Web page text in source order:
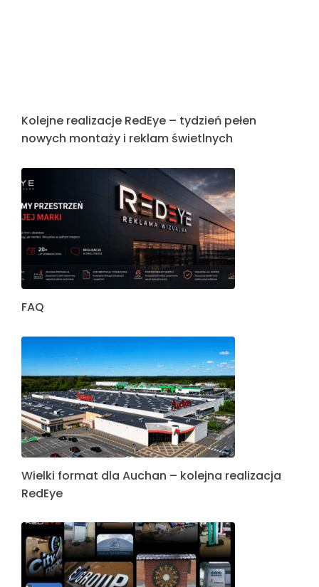
Nowoczesny pylon reklamowy dla SPORTHO
Nowoczesny pylon reklamowy – wizytówka
sukcesu firmy electrojac
Kolejne realizacje RedEye – tydzień pełen
nowych montaży i reklam świetlnych